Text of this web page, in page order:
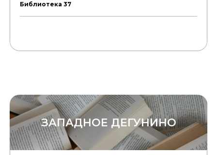
Библиотека 37
ЗАПАДНОЕ ДЕГУНИНО